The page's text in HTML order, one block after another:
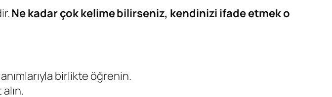
Ne kadar çok kelime bilirseniz, kendinizi ifade etmek o
birlikte öğrenin.